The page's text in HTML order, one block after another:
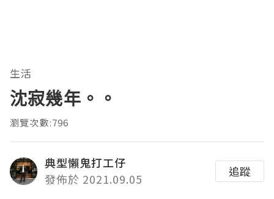
生活
沈寂幾年。。
瀏覽次數:796
典型懶鬼打工仔
發佈於 2021.09.05
追蹤